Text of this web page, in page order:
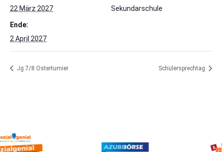
22 März 2027
Ende:
2 April 2027
Sekundarschule
Jg 7/8 Osterturnier Schülersprechtag